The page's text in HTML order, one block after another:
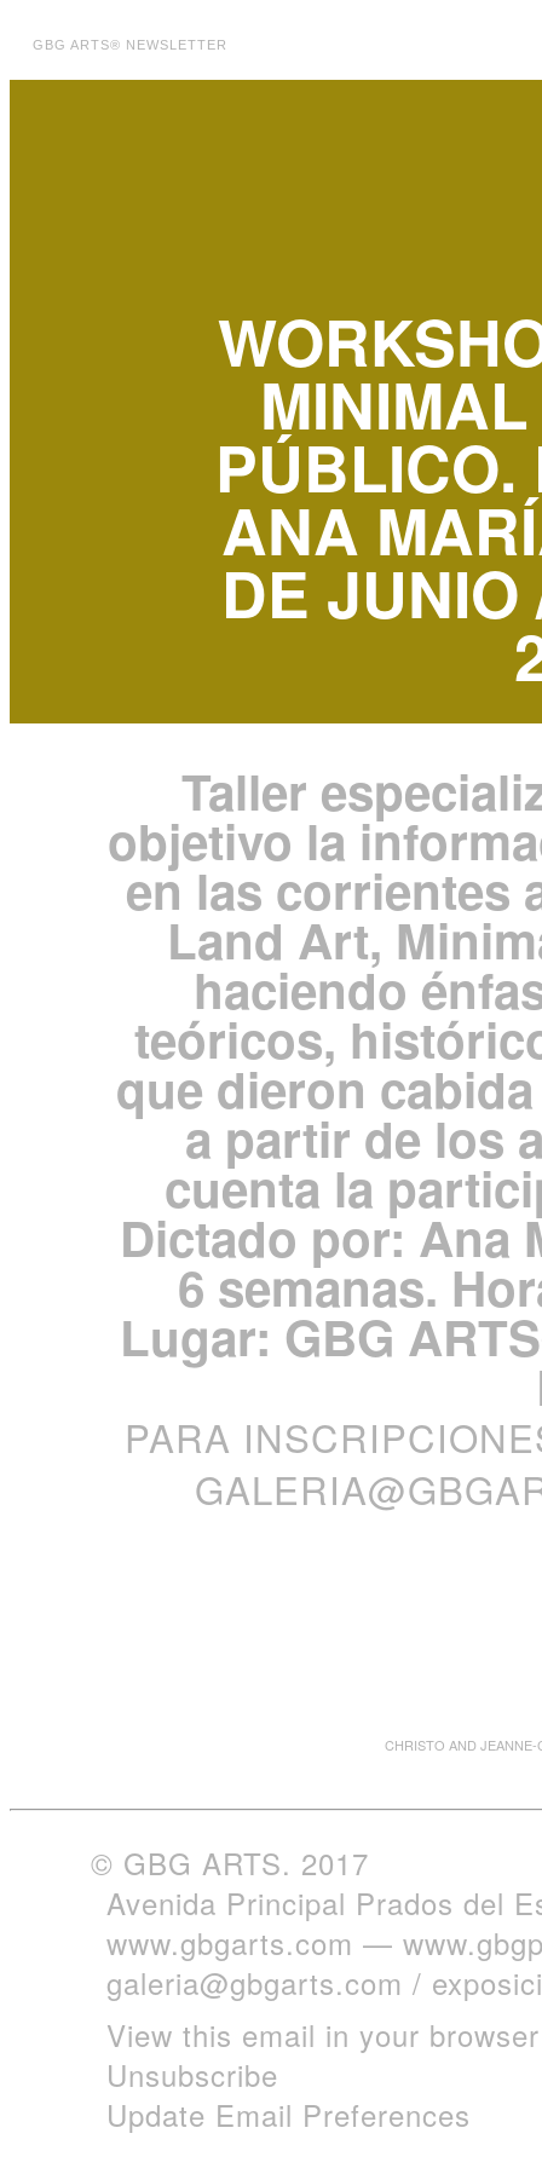
GBG ARTS® NEWSLETTER
PÚBLICO.
ANA
DE
Taller
objetivo la
en las corrientes
Land Art,
haciendo
teóricos,
que dieron
a partir de los
cuenta la
Dictado por: Ana
6 semanas.
Lugar: GBG
PARA
CHRISTO AND
© GBG ARTS. 2017
Avenida Principal Prados del
www.gbgarts.com —
galeria@gbgarts.com /
View this email in your browser
Unsubscribe
Update Email Preferences